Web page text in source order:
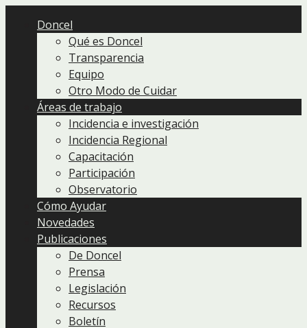
Doncel
Qué es Doncel
Transparencia
Equipo
Otro Modo de Cuidar
Áreas de trabajo
Incidencia e investigación
Incidencia Regional
Capacitación
Participación
Observatorio
Cómo Ayudar
Novedades
Publicaciones
De Doncel
Prensa
Legislación
Recursos
Boletín